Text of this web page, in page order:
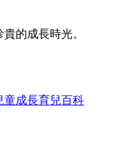
的成長時光。
童成長育兒百科